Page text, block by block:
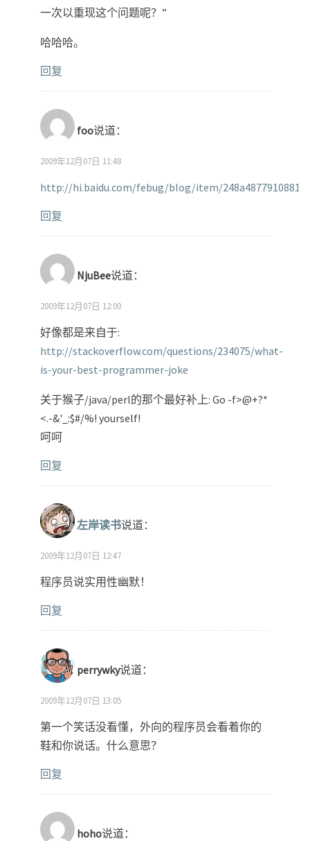
一次以重现这个问题呢？”
哈哈哈。
回复
foo说道：
2009年12月07日 11:48
http://hi.baidu.com/febug/blog/item/
回复
NjuBee说道：
2009年12月07日 12:00
好像都是来自于:
http://stackoverflow.com/questions/234075/what-
is-your-best-programmer-joke
关于猴子/java/perl的那个最好补上: Go -f>@+?*
<.-&'_:$#/%! yourself!
呵呵
回复
左岸读书说道：
2009年12月07日 12:47
程序员说实用性幽默！
回复
perrywky说道：
2009年12月07日 13:05
第一个笑话没看懂，外向的程序员会看着你的
鞋和你说话。什么意思？
回复
hoho说道：